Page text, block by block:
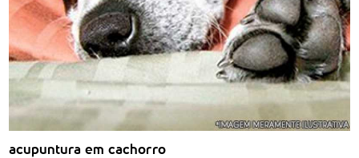
acupuntura em cachorro